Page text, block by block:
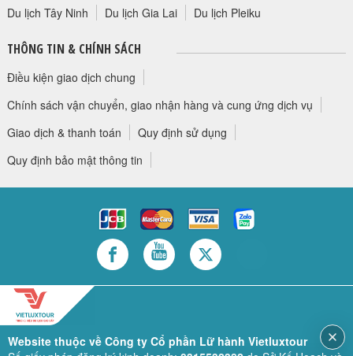
Du lịch Tây Ninh
Du lịch Gia Lai Du lịch Pleiku
THÔNG TIN & CHÍNH SÁCH
Điều kiện giao dịch chung
Chính sách vận chuyển, giao nhận hàng và cung ứng dịch vụ
Giao dịch & thanh toán
Quy định sử dụng
Quy định bảo mật thông tin
Website thuộc về Công ty Cổ phần Lữ hành Vietluxtour